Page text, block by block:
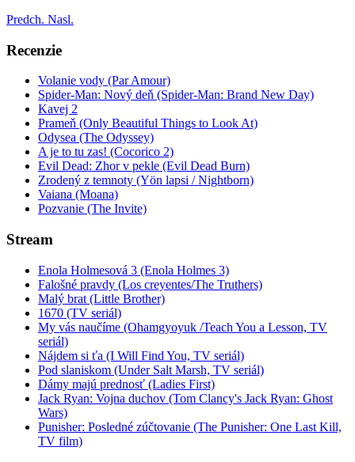
Predch. Nasl.
Recenzie
Volanie vody (Par Amour)
Spider-Man: Nový deň (Spider-Man: Brand New Day)
Kavej 2
Prameň (Only Beautiful Things to Look At)
Odysea (The Odyssey)
A je to tu zas! (Cocorico 2)
Evil Dead: Zhor v pekle (Evil Dead Burn)
Zrodený z temnoty (Yön lapsi / Nightborn)
Vaiana (Moana)
Pozvanie (The Invite)
Stream
Enola Holmesová 3 (Enola Holmes 3)
Falošné pravdy (Los creyentes/The Truthers)
Malý brat (Little Brother)
1670 (TV seriál)
My vás naučíme (Ohamgyoyuk /Teach You a Lesson, TV
seriál)
Nájdem si ťa (I Will Find You, TV seriál)
Pod slaniskom (Under Salt Marsh, TV seriál)
Dámy majú prednosť (Ladies First)
Jack Ryan: Vojna duchov (Tom Clancy's Jack Ryan: Ghost
Wars)
Punisher: Posledné zúčtovanie (The Punisher: One Last Kill,
TV film)